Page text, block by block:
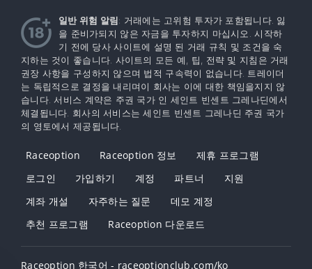
일반 위험 알림: 거래에는 고위험 투자가 포함됩니다. 잃
을 준비가되지 않은 자금을 투자하지 마십시오. 시작하
기 전에 당사 사이트에 설명 된 거래 규칙 및 조건을 숙
지하는 것이 좋습니다. 사이트의 모든 예, 팁, 전략 및 지침은 거래
권장 사항을 구성하지 않으며 법적 구속력이 없습니다. 트레이더
는 독립적으로 결정을 내리며이 회사는 이에 대한 책임을지지 않
습니다. 서비스 계약은 주권 국가 인 세인트 빈센트 그레나딘에서
체결됩니다. 회사의 서비스는 세인트 빈센트 그레나딘 주권 국가
의 영토에서 제공됩니다.
Raceoption Raceoption 정보
제휴 프로그램
로그인
가입하기 계정 파트너
지원
계좌 개설
자주하는 질문
데모 계정
추천 프로그램
Raceoption 다운로드
Raceoption 한국어 - raceoptionclub.com/ko